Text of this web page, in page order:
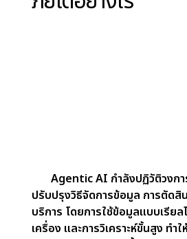
อนาคตของ Agentic AI